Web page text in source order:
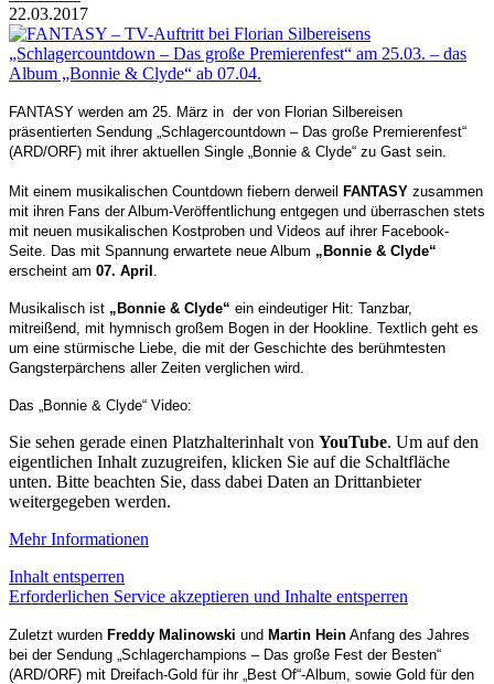
22.03.2017
FANTASY werden am 25. März in der von Florian Silbereisen
präsentierten Sendung „Schlagercountdown – Das große Premierenfest“
(ARD/ORF) mit ihrer aktuellen Single
„Bonnie & Clyde“ zu Gast sein.
Mit einem musikalischen Countdown fiebern derweil FANTASY zusammen
mit ihren Fans der Album-Veröffentlichung entgegen und überraschen stets
mit neuen musikalischen Kostproben und Videos auf ihrer Facebook-
Seite. Das mit Spannung erwartete neue Album „Bonnie & Clyde“
erscheint am 07. April
Musikalisch ist „Bonnie & Clyde“ ein eindeutiger Hit: Tanzbar,
mitreißend, mit hymnisch großem Bogen in der Hookline. Textlich geht es
um eine stürmische Liebe, die mit der Geschichte des berühmtesten
Gangsterpärchens aller Zeiten verglichen wird.
Das „Bonnie & Clyde“ Video:
Sie sehen gerade einen Platzhalterinhalt von YouTube. Um auf den
eigentlichen Inhalt zuzugreifen, klicken Sie auf die Schaltfläche
unten. Bitte beachten Sie, dass dabei Daten an Drittanbieter
weitergegeben werden.
Mehr Informationen
Inhalt entsperren
Erforderlichen Service akzeptieren und Inhalte entsperren
Zuletzt wurden Freddy Malinowski und Martin Hein Anfang des Jahres
bei der Sendung „Schlagerchampions – Das große Fest der Besten“
(ARD/ORF) mit Dreifach-Gold für ihr „Best Of“-Album, sowie Gold für den